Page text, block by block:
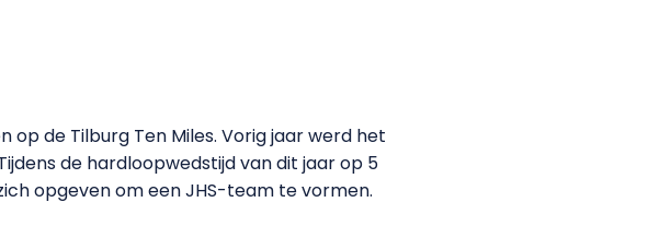
de Tilburg Ten Miles. Vorig jaar werd het
de hardloopwedstijd van dit jaar op 5
opgeven om een JHS-team te vormen.